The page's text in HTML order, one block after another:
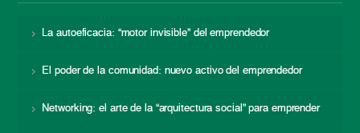
La autoeficacia: “motor invisible” del emprendedor
El poder de la comunidad: nuevo activo del emprendedor
Networking: el arte de la “arquitectura social” para emprender